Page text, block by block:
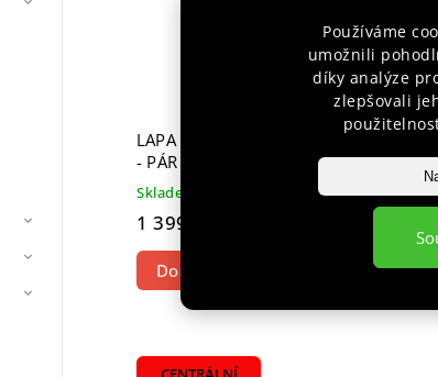
Používáme
umožnili
díky analýze
zlepšovali
LAPA ADIDAS SPEED COACH NEON
- PÁR
Skladem
1 399 Kč
Do košíku